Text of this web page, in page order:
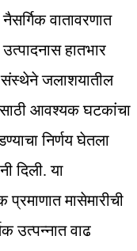
वातावरणात
हातभार
संस्थेने जलाशयातील
आवश्यक घटकांचा
निर्णय घेतला
दिली. या
मासेमारीची
उत्पन्नात वाढ